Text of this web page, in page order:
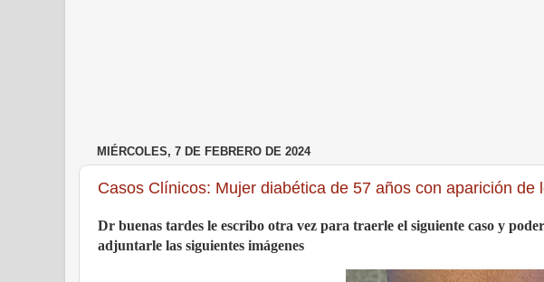
MIÉRCOLES, 7 DE FEBRERO DE 2024
Casos Clínicos: Mujer diabética de 57 años con aparición de
Dr buenas tardes le escribo otra vez para traerle el siguiente caso y
adjuntarle las siguientes imágenes